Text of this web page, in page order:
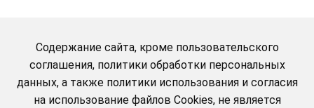
Содержание сайта, кроме пользовательского
соглашения, политики обработки персональных
данных, а также политики использования и согласия
на использование файлов Cookies, не является